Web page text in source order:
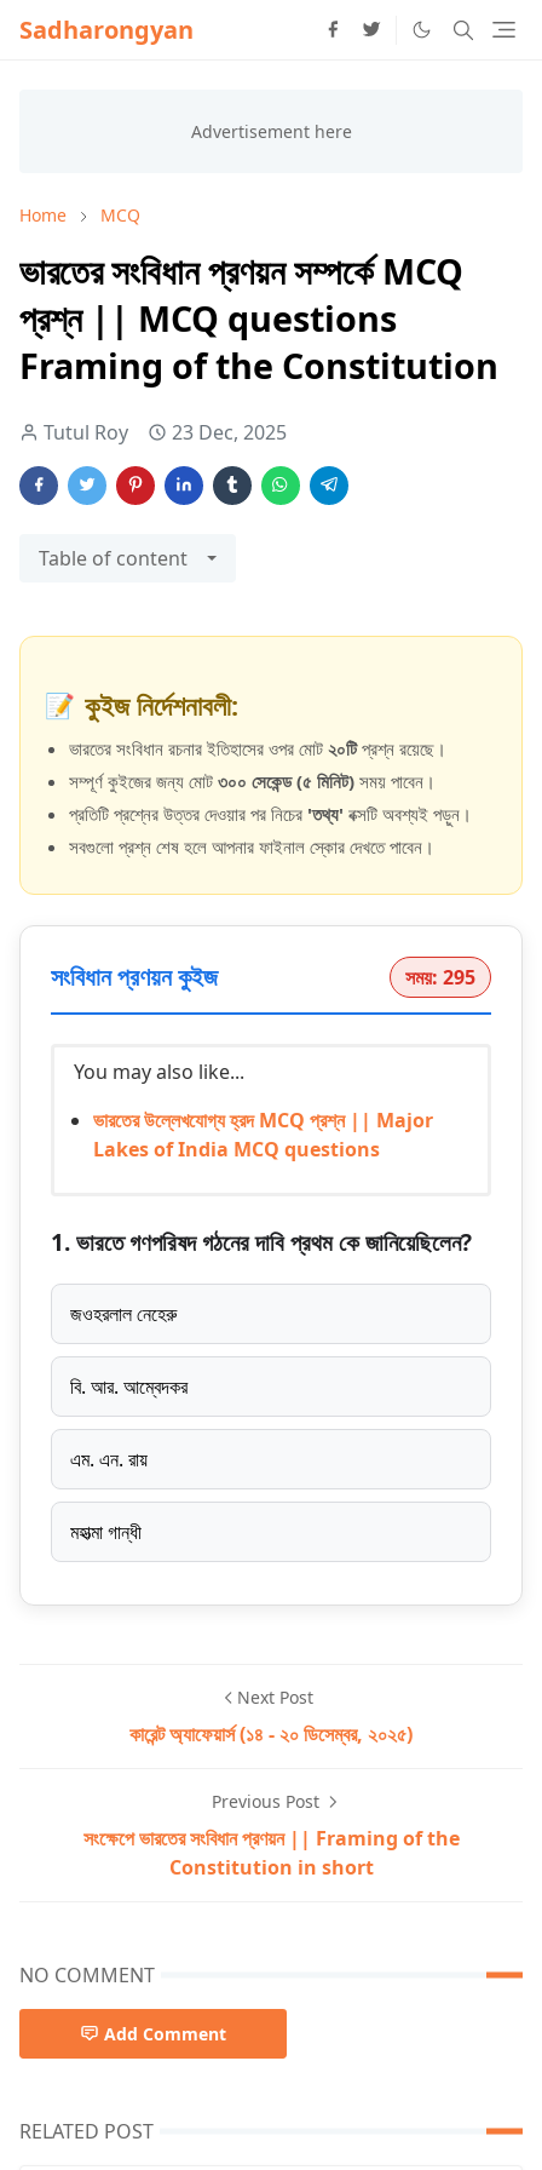
Sadharongyan
Home MCQ
ভারতের সংবিধান প্রণয়ন সম্পর্কে MCQ
প্রশ্ন || MCQ questions
Framing of the Constitution
Tutul Roy 23 Dec, 2025
Table of content
📝 কুইজ নির্দেশনাবলী:
ভারতের সংবিধান রচনার ইতিহাসের ওপর মোট ২০টিপ্রশ্ন রয়েছে।
সম্পূর্ণ কুইজের জন্য মোট ৩০০ সেকেন্ড (৫ মিনিট) সময় পাবেন।
প্রতিটি প্রশ্নের উত্তর দেওয়ার পর নিচের 'তথ্য' বক্সটি অবশ্যই পড়ুন।
সবগুলো প্রশ্ন শেষ হলে আপনার ফাইনাল স্কোর দেখতে পাবেন।
সংবিধান প্রণয়ন কুইজ সময়: 295
You may also like...
ভারতের উল্লেখযোগ্য হ্রদ MCQ প্রশ্ন || Major
Lakes of India MCQ questions
1. ভারতে গণপরিষদ গঠনের দাবি প্রথম কে জানিয়েছিলেন?
জওহরলাল নেহেরু
বি. আর. আম্বেদকর
এম. এন. রায়
মহাত্মা গান্ধী
Next Post
কারেন্ট অ্যাফেয়ার্স (১৪ - ২০ ডিসেম্বর, ২০২৫)
Previous Post
সংক্ষেপে ভারতের সংবিধান প্রণয়ন || Framing of the
Constitution in short
NO COMMENT
Add Comment
RELATED POST